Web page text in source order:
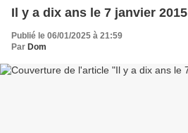
Il y a dix ans le 7 janvier 2015
Publié le 06/01/2025 à 21:59
Par Dom